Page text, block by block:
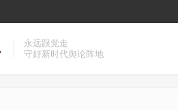
永远跟党走
守好新时代舆论阵地